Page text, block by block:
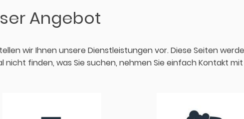
Angebot
wir Ihnen unsere Dienstleistungen vor. Diese Seiten
nicht finden, was Sie suchen, nehmen Sie einfach Kontakt